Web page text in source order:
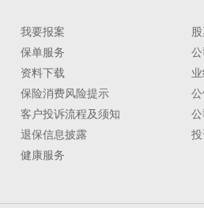
我要报案
保单服务
资料下载
保险消费风险提示
客户投诉流程及须知
退保信息披露
健康服务